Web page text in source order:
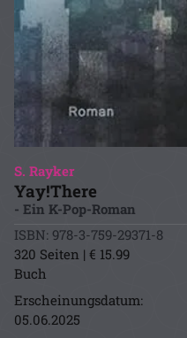
S. Rayker
Yay!There
- Ein K-Pop-Roman
ISBN: 978-3-759-29371-8
320 Seiten | € 15.99
Buch
Erscheinungsdatum:
05.06.2025